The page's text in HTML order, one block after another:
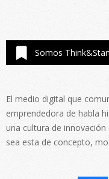
Somos
El medio digital que
emprendedora de habla
una cultura de
sea esta de concepto,